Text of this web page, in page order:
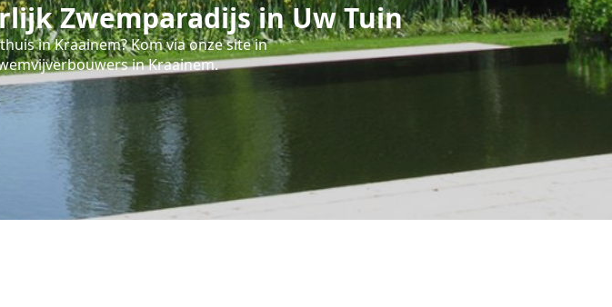
Zwemparadijs in Uw Tuin
in Kraainem? Kom via onze site in
in Kraainem.